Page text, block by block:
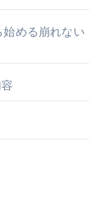
める崩れない